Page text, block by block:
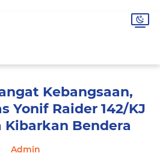
Kebangsaan,
Yonif Raider 142/KJ
Kibarkan Bendera
Admin